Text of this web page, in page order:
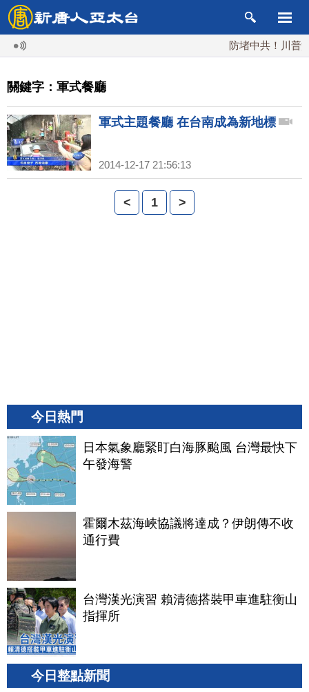
防堵中共！川普
關鍵字：軍式餐廳
軍式主題餐廳 在台南成為新地標
2014-12-17 21:56:13
< 1 >
今日熱門
日本氣象廳緊盯白海豚颱風 台灣最快下
午發海警
霍爾木茲海峽協議將達成？伊朗傳不收
通行費
台灣漢光演習 賴清德搭裝甲車進駐衡山
指揮所
今日整點新聞